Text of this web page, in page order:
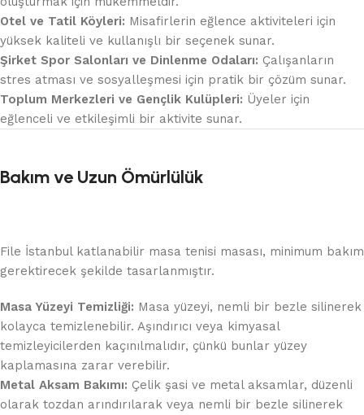
Otel ve Tatil Köyleri: Misafirlerin eğlence aktiviteleri için
yüksek kaliteli ve kullanışlı bir seçenek sunar.
Şirket Spor Salonları ve Dinlenme Odaları: Çalışanların
stres atması ve sosyalleşmesi için pratik bir çözüm sunar.
Toplum Merkezleri ve Gençlik Kulüpleri: Üyeler için
eğlenceli ve etkileşimli bir aktivite sunar.
Bakım ve Uzun Ömürlülük
File İstanbul katlanabilir masa tenisi masası, minimum bakım
gerektirecek şekilde tasarlanmıştır.
Masa Yüzeyi Temizliği: Masa yüzeyi, nemli bir bezle silinerek
kolayca temizlenebilir. Aşındırıcı veya kimyasal
temizleyicilerden kaçınılmalıdır, çünkü bunlar yüzey
kaplamasına zarar verebilir.
Metal Aksam Bakımı: Çelik şasi ve metal aksamlar, düzenli
olarak tozdan arındırılarak veya nemli bir bezle silinerek